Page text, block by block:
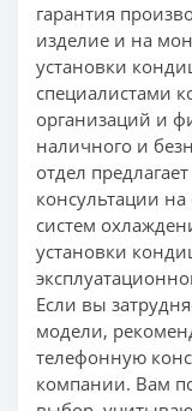
гарантия
изделие и на
установки
специалистами
организаций и
наличного и
отдел
консультации
систем
установки
Если вы
модели,
телефонную
компании. Вам